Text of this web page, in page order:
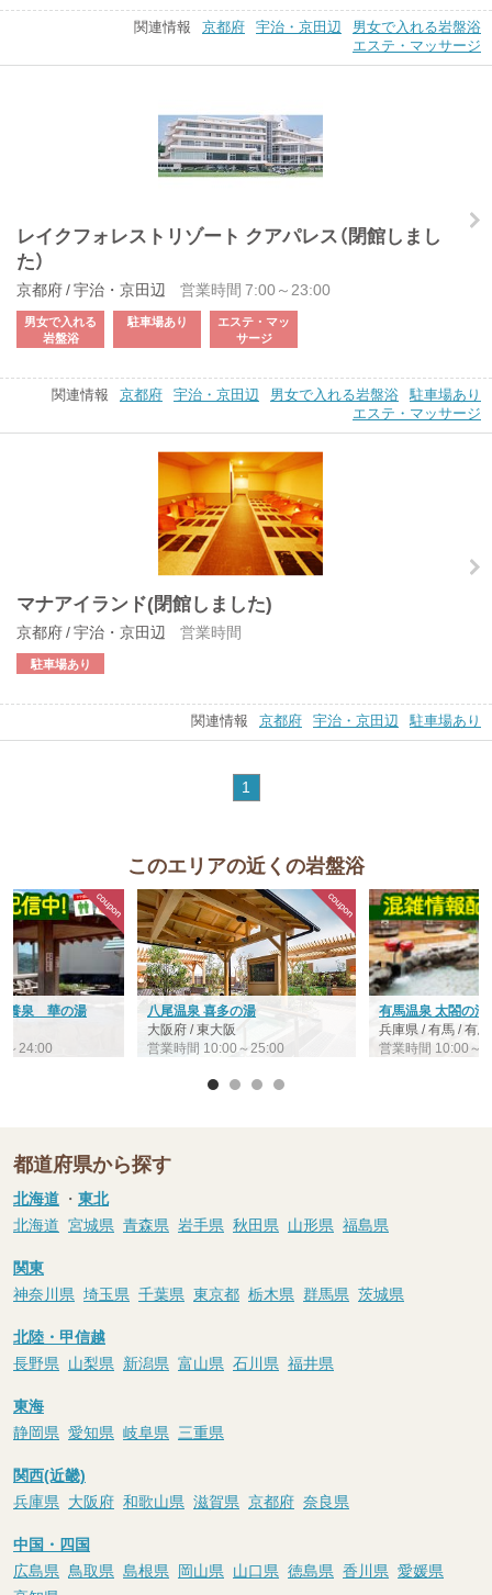
関連情報 京都府 宇治・京田辺
男女で入れる岩盤浴
エステ・マッサージ
レイクフォレストリゾート クアパレス（閉館しまし
た）
京都府 / 宇治・京田辺 営業時間 7:00～23:00
男女で入れる
岩盤浴
駐車場あり
エステ・マッ
サージ
関連情報 京都府 宇治・京田辺 男女で入れる岩盤浴 駐車場あり
エステ・マッサージ
マナアイランド(閉館しました)
京都府 / 宇治・京田辺 営業時間
駐車場あり
関連情報 京都府 宇治・京田辺 駐車場あり
1
このエリアの近くの岩盤浴
養泉 華の湯
～24:00
八尾温泉 喜多の湯
大阪府 / 東大阪
営業時間 10:00～25:00
有馬温泉 太閤の湯
兵庫県 / 有馬 / 有
営業時間 10:00～
都道府県から探す
北海道 ・ 東北
北海道 宮城県 青森県 岩手県 秋田県 山形県 福島県
関東
神奈川県 埼玉県 千葉県 東京都 栃木県 群馬県 茨城県
北陸・甲信越
長野県 山梨県 新潟県 富山県 石川県 福井県
東海
静岡県 愛知県 岐阜県 三重県
関西(近畿)
兵庫県 大阪府 和歌山県 滋賀県 京都府 奈良県
中国・四国
広島県 鳥取県 島根県 岡山県 山口県 徳島県 香川県 愛媛県